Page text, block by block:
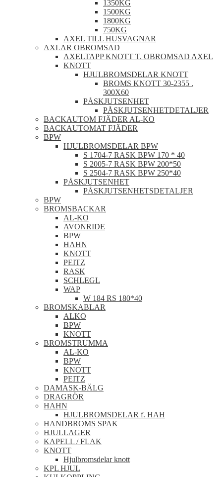
1350KG
1500KG
1800KG
750KG
AXEL TILL HUSVAGNAR
AXLAR OBROMSAD
AXELTAPP KNOTT T. OBROMSAD AXEL
KNOTT
HJULBROMSDELAR KNOTT
BROMS KNOTT 30-2355 .
300X60
PÅSKJUTSENHET
PÅSKJUTSENHETDETALJER
BACKAUTOM FJÄDER AL-KO
BACKAUTOMAT FJÄDER
BPW
HJULBROMSDELAR BPW
S 1704-7 RASK BPW 170 * 40
S 2005-7 RASK BPW 200*50
S 2504-7 RASK BPW 250*40
PÅSKJUTSENHET
PÅSKJUTSENHETSDETALJER
BPW
BROMSBACKAR
AL-KO
AVONRIDE
BPW
HAHN
KNOTT
PEITZ
RASK
SCHLEGL
WAP
W 184 RS 180*40
BROMSKABLAR
ALKO
BPW
KNOTT
BROMSTRUMMA
AL-KO
BPW
KNOTT
PEITZ
DAMASK-BÄLG
DRAGRÖR
HAHN
HJULBROMSDELAR f. HAH
HANDBROMS SPAK
HJULLAGER
KAPELL / FLAK
KNOTT
Hjulbromsdelar knott
KPL HJUL